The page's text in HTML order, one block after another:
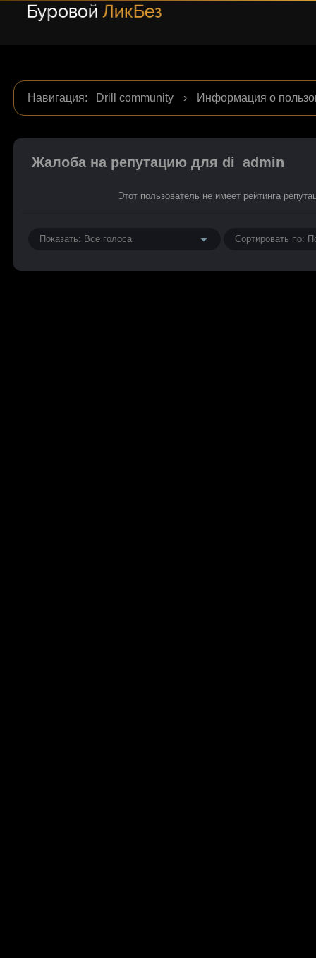
Навигация: Drill community › Информация о
Жалоба на репутацию для di_admin
Этот пользователь не имеет рейтинга